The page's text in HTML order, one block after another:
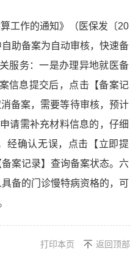
工作的通知》（医保发〔20
助备案为自动审核，快速备
服务：一是办理异地就医备
信息提交后，点击【备案记
备案，需要等待审核，预计
请需补充材料信息的，仔细
经确认无误，点击【立即提
案记录】查询备案状态。六
备的门诊慢特病资格的，可
打印本页 返回顶部